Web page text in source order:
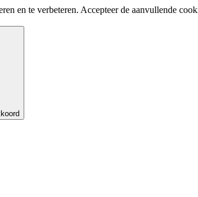
en te verbeteren. Accepteer de aanvullende